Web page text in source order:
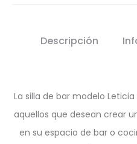
Descripción
La silla de bar modelo
aquellos que desean crear
en su espacio de bar o